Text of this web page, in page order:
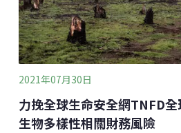
油跨越大洋的遠洋漁船。若再將
生的碳排與冷媒外洩考量進去，
以估計。除了捕撈地點之外，捕
成重大的影響。以捕蝦船為例，
拖網所捕獲。這種捕撈方式將海
態破壞巨大，還會撈起其他低經濟
2021年07月30日
力挽全球生命安全網TNFD
生物多樣性相關財務風險